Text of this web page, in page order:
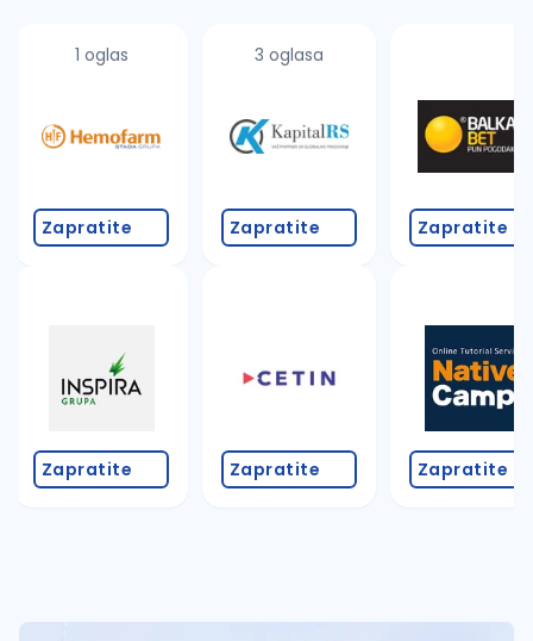
proverite pravopisne greške (koristite č, ć, š, đ,
promenite odabrane filtere pretrage
1 oglas
Zapratite
Zapratite
3 oglasa
Zapratite
Zapratite
Zapratite
Zapratite